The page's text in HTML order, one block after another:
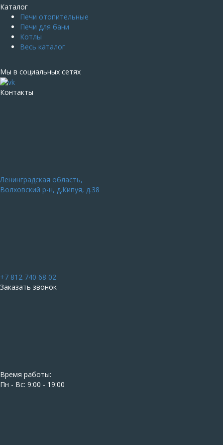
Каталог
Печи отопительные
Печи для бани
Котлы
Весь каталог
Мы в социальных сетях
Контакты
Ленинградская область,
Волховский р-н, д.Кипуя, д.38
+7 812 740 68 02
Заказать звонок
Время работы:
Пн - Вс: 9:00 - 19:00